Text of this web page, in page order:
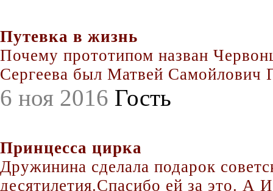
Путевка в жизнь
Почему прототипом назван
Сергеева был Матвей Самойлович
6 ноя 2016 Гость
Принцесса цирка
Дружинина сделала подарок
десятилетия.Спасибо ей за это. А